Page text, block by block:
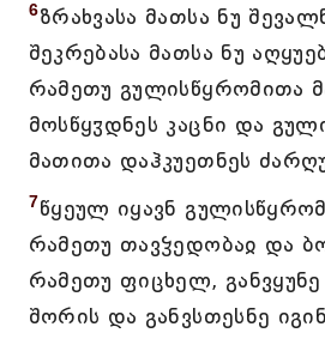
6ზრახვასა მათსა ნუ
შეკრებასა მათსა ნუ
რამეთუ გულისწყრომითა
მოსწყჳდნეს კაცნი და
მათითა დაჰკუეთნეს
7წყეულ იყავნ
რამეთუ თავჴედობაჲ და
რამეთუ ფიცხელ, განვყუნე
შორის და განვსთესნე